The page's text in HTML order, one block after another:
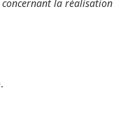
concernant la réalisation